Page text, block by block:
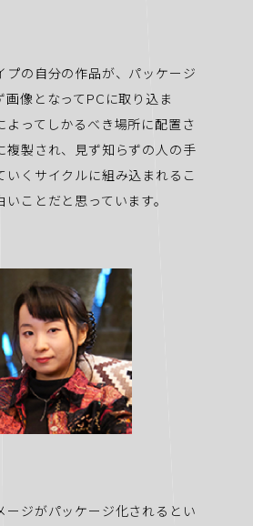
プの自分の作品が、パッケージ
画像となってPCに取り込ま
よってしかるべき場所に配置さ
複製され、見ず知らずの人の手
いくサイクルに組み込まれるこ
いことだと思っています。
ージがパッケージ化されるとい